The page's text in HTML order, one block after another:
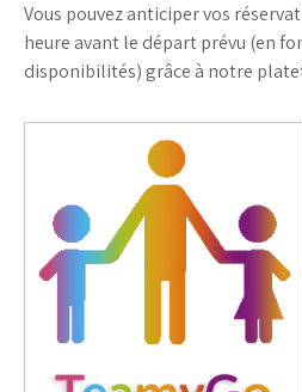
Vous pouvez anticiper vos
heure avant le départ prévu (en
disponibilités) grâce à notre